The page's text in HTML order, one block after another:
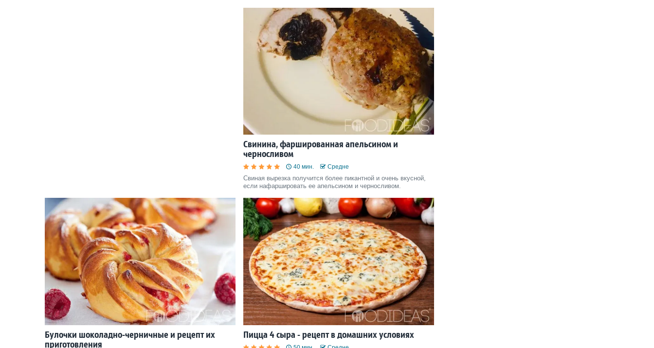
сосиски и готовое тесто.
Свинина, фаршированная апельсином и
черносливом
40 мин. Средне
Свиная вырезка получится более пикантной и очень вкусной,
если нафаршировать ее апельсином и черносливом.
Булочки шоколадно-черничные и рецепт их
приготовления
Пицца 4 сыра - рецепт в домашних условиях